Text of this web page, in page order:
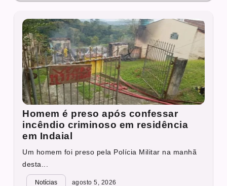
Homem é preso após confessar
incêndio criminoso em residência
em Indaial
Um homem foi preso pela Polícia Militar na manhã
desta...
Notícias agosto 5, 2026